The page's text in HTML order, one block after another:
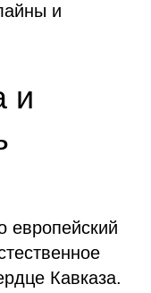
и
и
европейский
Кавказа.